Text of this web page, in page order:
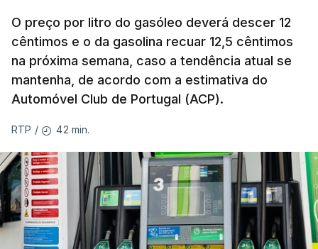
O preço por litro do gasóleo deverá descer 12
cêntimos e o da gasolina recuar 12,5 cêntimos
na próxima semana, caso a tendência atual se
mantenha, de acordo com a estimativa do
Automóvel Club de Portugal (ACP).
RTP / 42 min.